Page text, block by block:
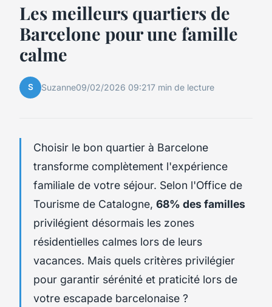
Les meilleurs quartiers de
Barcelone pour une famille
calme
S Suzanne09/02/2026 09:217 min de lecture
Choisir le bon quartier à Barcelone
transforme complètement l'expérience
familiale de votre séjour. Selon l'Office de
Tourisme de Catalogne, 68% des familles
privilégient désormais les zones
résidentielles calmes lors de leurs
vacances. Mais quels critères privilégier
pour garantir sérénité et praticité lors de
votre escapade barcelonaise ?